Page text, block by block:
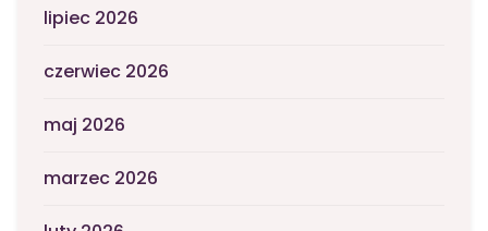
lipiec 2026
czerwiec 2026
maj 2026
marzec 2026